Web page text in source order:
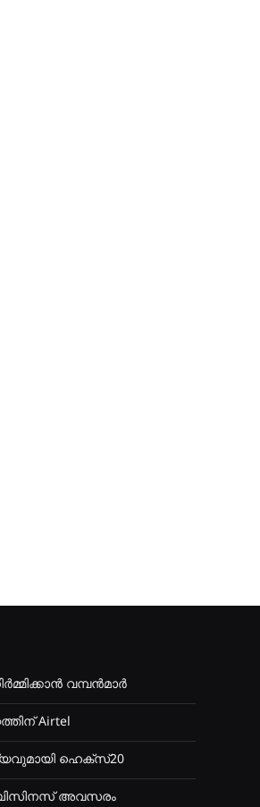
വമ്പൻമാർ
Airtel
ഹെക്സ്20
അവസരം